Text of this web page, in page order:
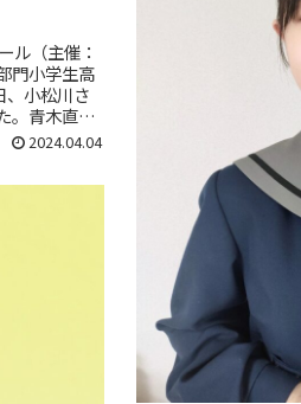
ル（主催：
門小学生高
、小松川さ
。青木直之
2024.04.04